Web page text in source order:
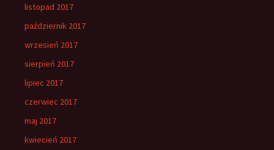
listopad 2017
październik 2017
wrzesień 2017
sierpień 2017
lipiec 2017
czerwiec 2017
maj 2017
kwiecień 2017